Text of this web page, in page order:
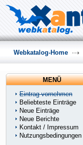
Webkatalog-Home
MENÜ
Eintrag vornehmen
Beliebteste Einträge
Neue Einträge
Neue Berichte
Kontakt / Impressum
Nutzungsbedingungen